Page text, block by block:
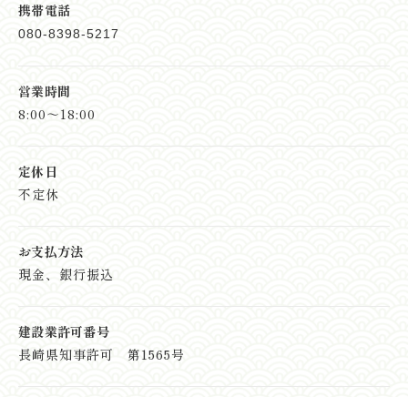
携帯電話
080-8398-5217
営業時間
8:00～18:00
定休日
不定休
お支払方法
現金、銀行振込
建設業許可番号
長崎県知事許可 第1565号